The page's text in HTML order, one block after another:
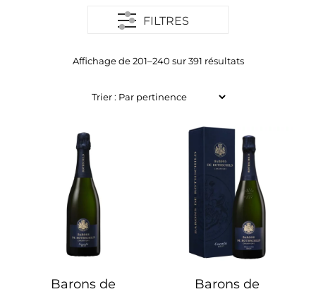
FILTRES
Affichage de 201–240 sur 391 résultats
Barons de
Barons de